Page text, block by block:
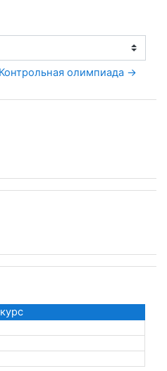
Контрольная олимпиада →